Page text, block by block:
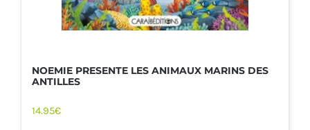
NOEMIE PRESENTE LES ANIMAUX MARINS DES
ANTILLES
14.95€